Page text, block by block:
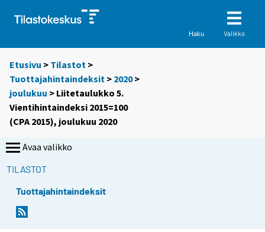
Haku Valikko
Etusivu > Tilastot >
Tuottajahintaindeksit > 2020>
joulukuu > Liitetaulukko 5.
Vientihintaindeksi 2015=100
(CPA 2015), joulukuu 2020
Avaa valikko
TILASTOT
Tuottajahintaindeksit